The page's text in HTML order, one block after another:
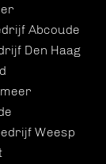
Abcoude
Den Haag
Weesp